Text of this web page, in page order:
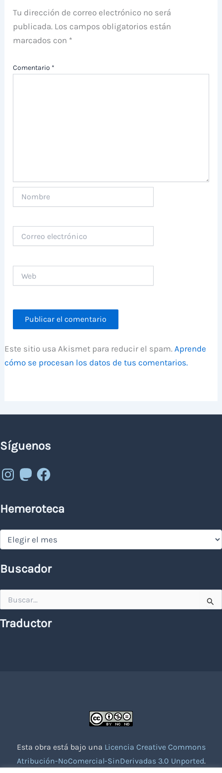
Tu dirección de correo electrónico no será
publicada. Los campos obligatorios están
marcados con *
Comentario *
electrónico
Este sitio usa Akismet para reducir el spam.Aprende
cómo se procesan los datos de tus comentarios.
Síguenos
Instagram
MastodonFacebook
Hemeroteca
Hemeroteca
Buscador
por:
Traductor
Esta obra está bajo una Licencia Creative Commons
Atribución-NoComercial-SinDerivadas 3.0 Unported.